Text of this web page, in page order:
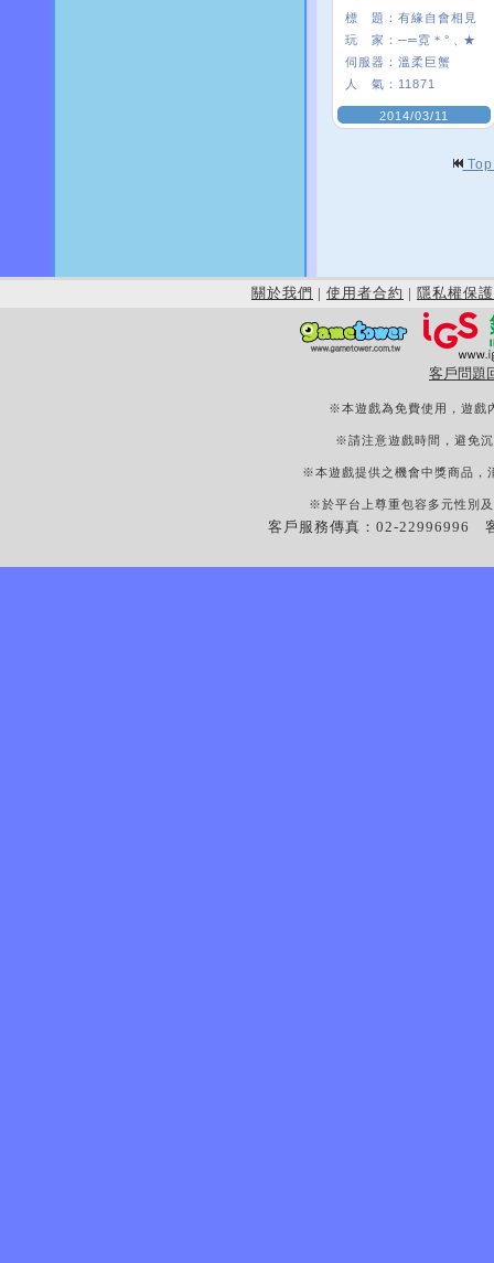
標 題： 有緣自會相見
玩 家： ─═霓＊°﹑★
伺服器： 溫柔巨蟹
人 氣： 11871
2014/03/11
關於我們 | 使用者合約 | 隱私權保護
客戶問題
※本遊戲為免費使用，遊戲
※請注意遊戲時間，避免
※本遊戲提供之機會中獎商品，
※於平台上尊重包容多元性別
客戶服務傳真：02-22996996